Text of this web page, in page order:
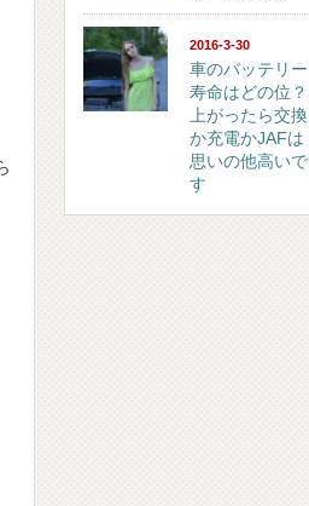
2016-3-30
車のバッテリー
寿命はどの位？
上がったら交換
か充電かJAFは
思いの他高いで
す